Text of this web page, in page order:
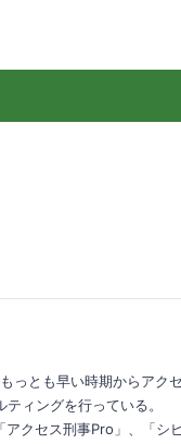
っとも早い時期からアク
ィングを行っている。
アクセス刑事Pro」、「シ